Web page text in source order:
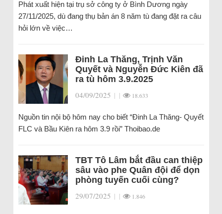
Phát xuất hiện tại trụ sở công ty ở Bình Dương ngày
27/11/2025, dù đang thụ bản án 8 năm tù đang đặt ra câu
hỏi lớn về việc…
Đinh La Thăng, Trịnh Văn
Quyết và Nguyễn Đức Kiên đã
ra tù hôm 3.9.2025
04/09/2025 | | 18.633
Nguồn tin nội bộ hôm nay cho biết “Đinh La Thăng- Quyết
FLC và Bầu Kiên ra hôm 3.9 rồi” Thoibao.de
TBT Tô Lâm bắt đầu can thiệp
sâu vào phe Quân đội để dọn
phòng tuyến cuối cùng?
29/07/2025 | | 1.846